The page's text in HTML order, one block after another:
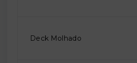
Deck Molhado